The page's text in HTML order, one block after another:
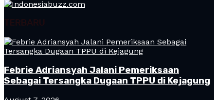
TERBARU
Febrie Adriansyah Jalani Pemeriksaan
Sebagai Tersangka Dugaan TPPU di Kejagung